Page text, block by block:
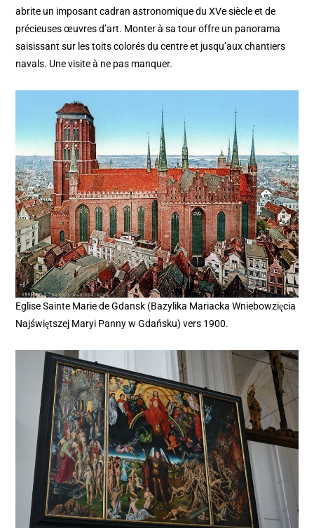
abrite un imposant cadran astronomique du XVe siècle et de
précieuses œuvres d’art. Monter à sa tour offre un panorama
saisissant sur les toits colorés du centre et jusqu’aux chantiers
navals. Une visite à ne pas manquer.
Eglise Sainte Marie de Gdansk (Bazylika Mariacka Wniebowzięcia
Najświętszej Maryi Panny w Gdańsku) vers 1900.